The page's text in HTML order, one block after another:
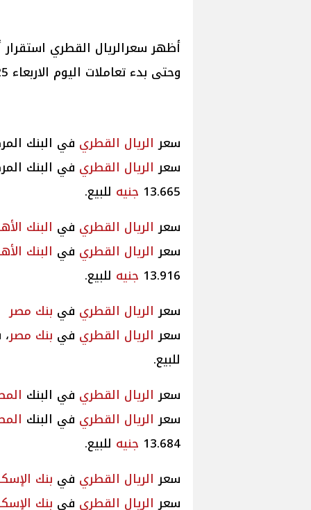
أظهر سعرالريال القطري
وحتى بدء تعاملات اليوم الاربعاء 4/6/2025.
سعر الريال القطري في البنك
سعر الريال القطري في البنك
13.665 جنيه للبيع.
سعر الريال القطري في البنك
سعر الريال القطري في البنك
13.916 جنيه للبيع.
سعر الريال القطري في بنك مصر
سعر الريال القطري في بنك مصر،
للبيع.
سعر الريال القطري في البنك
سعر الريال القطري في البنك
13.684 جنيه للبيع.
سعر الريال القطري في بنك
سعر الريال القطري في بنك